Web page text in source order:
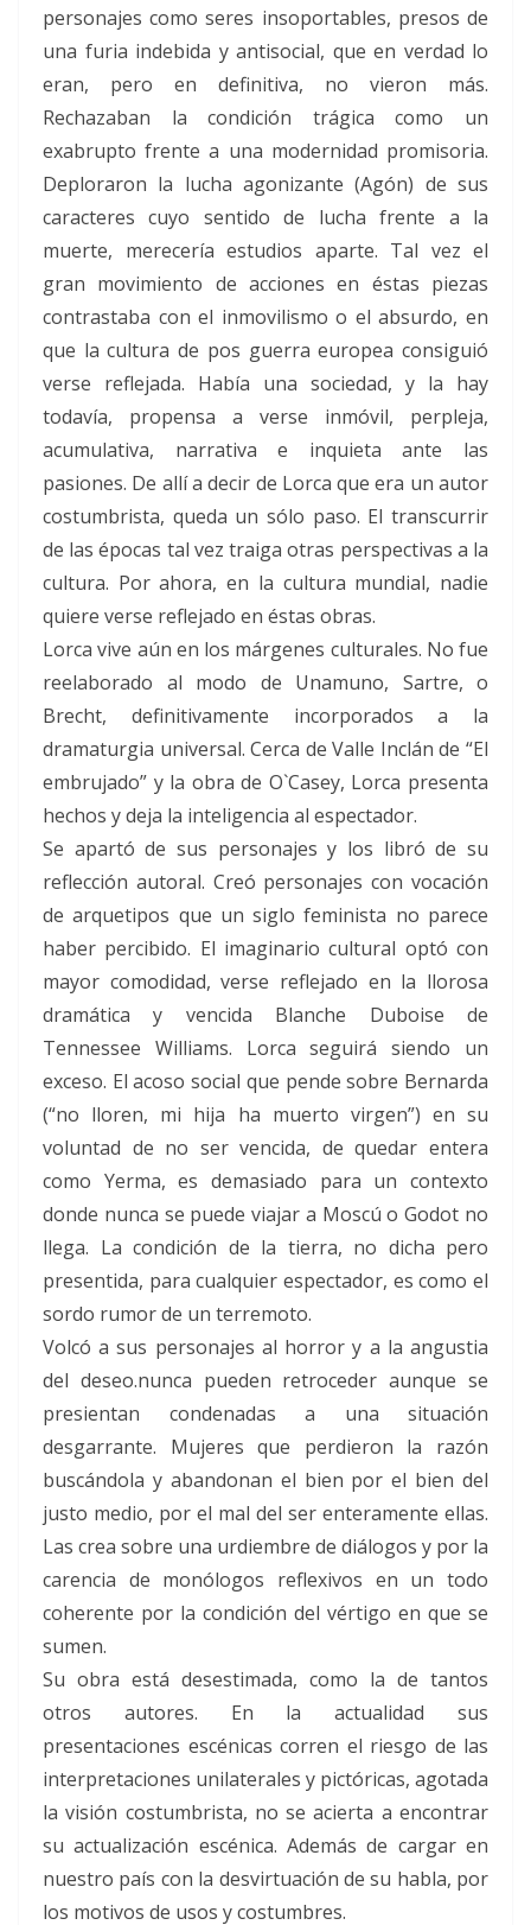
personajes como seres insoportables, presos de
una furia indebida y antisocial, que en verdad lo
eran, pero en definitiva, no vieron más.
Rechazaban la condición trágica como un
exabrupto frente a una modernidad promisoria.
Deploraron la lucha agonizante (Agón) de sus
caracteres cuyo sentido de lucha frente a la
muerte, merecería estudios aparte. Tal vez el
gran movimiento de acciones en éstas piezas
contrastaba con el inmovilismo o el absurdo, en
que la cultura de pos guerra europea consiguió
verse reflejada. Había una sociedad, y la hay
todavía, propensa a verse inmóvil, perpleja,
acumulativa, narrativa e inquieta ante las
pasiones. De allí a decir de Lorca que era un autor
costumbrista, queda un sólo paso. El transcurrir
de las épocas tal vez traiga otras perspectivas a la
cultura. Por ahora, en la cultura mundial, nadie
quiere verse reflejado en éstas obras.
Lorca vive aún en los márgenes culturales. No fue
reelaborado al modo de Unamuno, Sartre, o
Brecht, definitivamente incorporados a la
dramaturgia universal. Cerca de Valle Inclán de “El
embrujado” y la obra de O`Casey, Lorca presenta
hechos y deja la inteligencia al espectador.
Se apartó de sus personajes y los libró de su
reflección autoral. Creó personajes con vocación
de arquetipos que un siglo feminista no parece
haber percibido. El imaginario cultural optó con
mayor comodidad, verse reflejado en la llorosa
dramática y vencida Blanche Duboise de
Tennessee Williams. Lorca seguirá siendo un
exceso. El acoso social que pende sobre Bernarda
(“no lloren, mi hija ha muerto virgen”) en su
voluntad de no ser vencida, de quedar entera
como Yerma, es demasiado para un contexto
donde nunca se puede viajar a Moscú o Godot no
llega. La condición de la tierra, no dicha pero
presentida, para cualquier espectador, es como el
sordo rumor de un terremoto.
Volcó a sus personajes al horror y a la angustia
del deseo.nunca pueden retroceder aunque se
presientan condenadas a una situación
desgarrante. Mujeres que perdieron la razón
buscándola y abandonan el bien por el bien del
justo medio, por el mal del ser enteramente ellas.
Las crea sobre una urdiembre de diálogos y por la
carencia de monólogos reflexivos en un todo
coherente por la condición del vértigo en que se
sumen.
Su obra está desestimada, como la de tantos
otros autores. En la actualidad sus
presentaciones escénicas corren el riesgo de las
interpretaciones unilaterales y pictóricas, agotada
la visión costumbrista, no se acierta a encontrar
su actualización escénica. Además de cargar en
nuestro país con la desvirtuación de su habla, por
los motivos de usos y costumbres.